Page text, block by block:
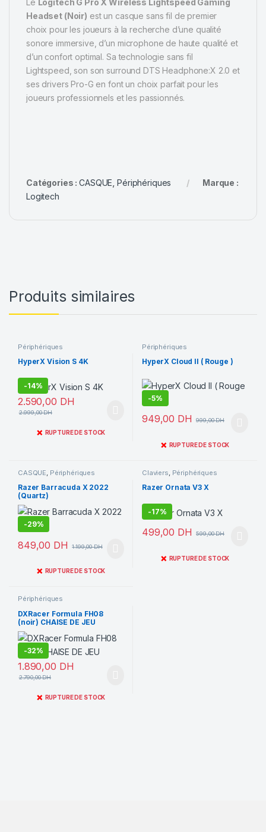
Headset (Noir) est un casque sans fil de premier
choix pour les joueurs à la recherche d’une qualité
sonore immersive, d’un microphone de haute qualité et
d’un confort optimal. Sa technologie sans fil
Lightspeed, son son surround DTS Headphone:X 2.0 et
ses drivers Pro-G en font un choix parfait pour les
joueurs professionnels et les passionnés.
Catégories :CASQUE ,Périphériques
Marque :
Logitech
Produits similaires
Périphériques
HyperX Vision S 4K
-14%
2.590,00 DH
2.999,00DH
❌ RUPTURE DE STOCK
Périphériques
HyperX Cloud II ( Rouge )
-5%
949,00 DH 999,00DH
❌ RUPTURE DE STOCK
CASQUE, Périphériques
Razer Barracuda X 2022
(Quartz)
-29%
849,00 DH 1.199,00DH
❌ RUPTURE DE STOCK
Claviers, Périphériques
Razer Ornata V3 X
-17%
499,00 DH 599,00DH
❌ RUPTURE DE STOCK
Périphériques
DXRacer Formula FH08
(noir) CHAISE DE JEU
-32%
1.890,00 DH
2.790,00DH
❌ RUPTURE DE STOCK